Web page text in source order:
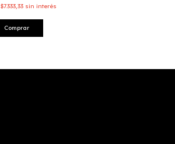
$7.333,33 sin interés
Comprar